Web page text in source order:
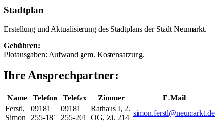
Stadtplan
Erstellung und Aktualisierung des Stadtplans der Stadt Neumarkt.
Gebühren:
Plotausgaben: Aufwand gem. Kostensatzung.
Ihre Ansprechpartner:
Name Telefon Telefax Zimmer
E-Mail
Ferstl,
Simon
09181
255-181
09181
255-201
Rathaus I, 2.
OG, Zi. 214
simon.ferstl@neumarkt.de